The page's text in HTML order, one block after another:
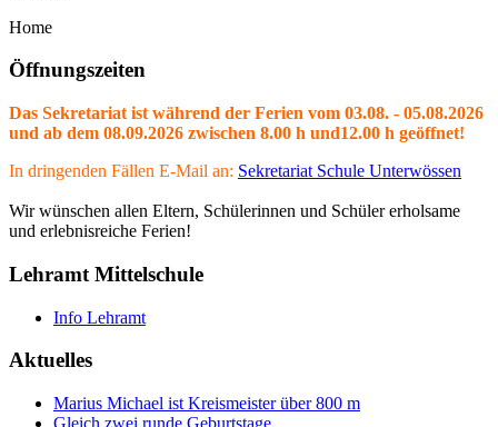
Home
Öffnungszeiten
Das Sekretariat ist während der Ferien vom 03.08. - 05.08.2026
und ab dem 08.09.2026 zwischen 8.00 h und12.00 h geöffnet!
In dringenden Fällen E-Mail an: Sekretariat Schule Unterwössen
Wir wünschen allen Eltern, Schülerinnen und Schüler erholsame
und erlebnisreiche Ferien!
Lehramt Mittelschule
Info Lehramt
Aktuelles
Marius Michael ist Kreismeister über 800 m
Gleich zwei runde Geburtstage